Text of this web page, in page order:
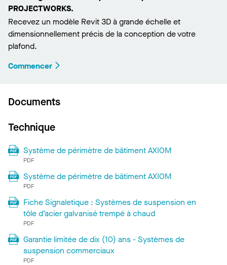
PROJECTWORKS.
Recevez un modèle Revit 3D à grande échelle et
dimensionnellement précis de la conception de votre
plafond.
Commencer
Documents
Technique
Système de périmètre de bâtiment AXIOM
PDF
Système de périmètre de bâtiment AXIOM
PDF
Fiche Signaletique : Systèmes de suspension en
tôle d’acier galvanisé trempé à chaud
PDF
Garantie limitée de dix (10) ans - Systèmes de
suspension commerciaux
PDF